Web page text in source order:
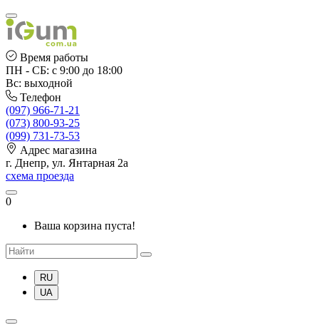
Время работы
ПН - СБ: с 9:00 до 18:00
Вс: выходной
Телефон
(097) 966-71-21
(073) 800-93-25
(099) 731-73-53
Адрес магазина
г. Днепр, ул. Янтарная 2а
схема проезда
0
Ваша корзина пуста!
RU
UA